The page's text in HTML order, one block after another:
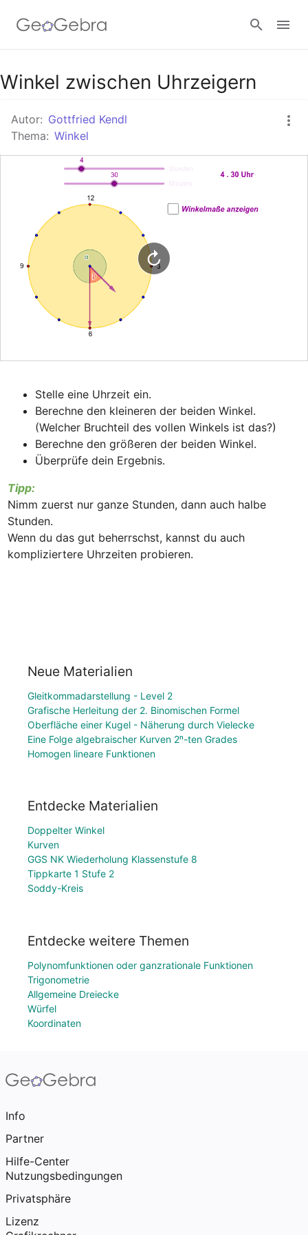
Google Classroom
GeoGebra Classroom
Winkel zwischen Uhrzeigern
Autor: Gottfried Kendl
Thema: Winkel
Stelle eine Uhrzeit ein.
Berechne den kleineren der beiden Winkel.
(Welcher Bruchteil des vollen Winkels ist das?)
Berechne den größeren der beiden Winkel.
Überprüfe dein Ergebnis.
Tipp:
Nimm zuerst nur ganze Stunden, dann auch halbe
Stunden.
Wenn du das gut beherrschst, kannst du auch
kompliziertere Uhrzeiten probieren.
Neue Materialien
Gleitkommadarstellung - Level 2
Grafische Herleitung der 2. Binomischen Formel
Oberfläche einer Kugel - Näherung durch Vielecke
Eine Folge algebraischer Kurven 2ⁿ-ten Grades
Homogen lineare Funktionen
Entdecke Materialien
Doppelter Winkel
Kurven
GGS NK Wiederholung Klassenstufe 8
Tippkarte 1 Stufe 2
Soddy-Kreis
Entdecke weitere Themen
Polynomfunktionen oder ganzrationale Funktionen
Trigonometrie
Allgemeine Dreiecke
Würfel
Koordinaten
Info
Partner
Hilfe-Center
Nutzungsbedingungen
Privatsphäre
Lizenz